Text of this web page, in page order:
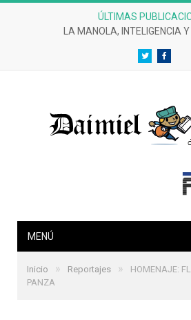
ÚLTIMAS
LA MANOLA, INTELIGENCIA Y
Twitter
MENÚ
Inicio » Reportajes »
HOMENAJE:
PANZA